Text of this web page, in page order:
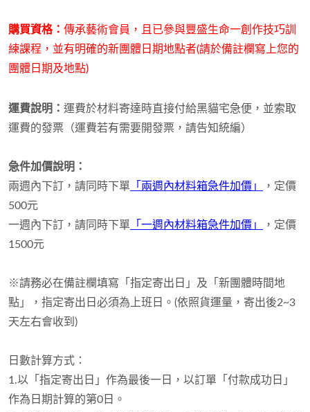
購買資格： 傳承藝術會員，且已參與豐盛生命一創作技巧訓
練課程 ，並有明確的新團體日期地點者(請於備註欄寫上您的
團體日期及地點)
運費說明： 運費於材料寄達時直接付給黑貓宅急便，並索取
運費的發票（運費若有需要開發票，請告知統編）
急件加價說明：
兩週內下訂，請同時下單 「兩週內材料箱急件加價」
，定價
500元
一週內下訂，請同時下單 「一週內材料箱急件加價」
，定價
1500元
※請務必在備註欄填寫「指定寄出日」及「新團體時間地
點」，指定寄出日必須為上班日。 (依照貨運量，寄出後2~3
天左右會收到)
日數計算方式：
1.以「指定寄出日」作為最後一日，以訂單「付款成功日」
作為日期計算的第0日。